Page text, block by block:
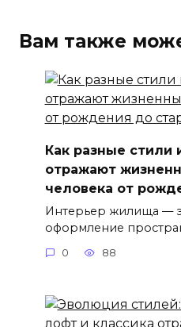
Вам также
Как разные стили
отражают
человека от
Интерьер жилища —
оформление
0 88